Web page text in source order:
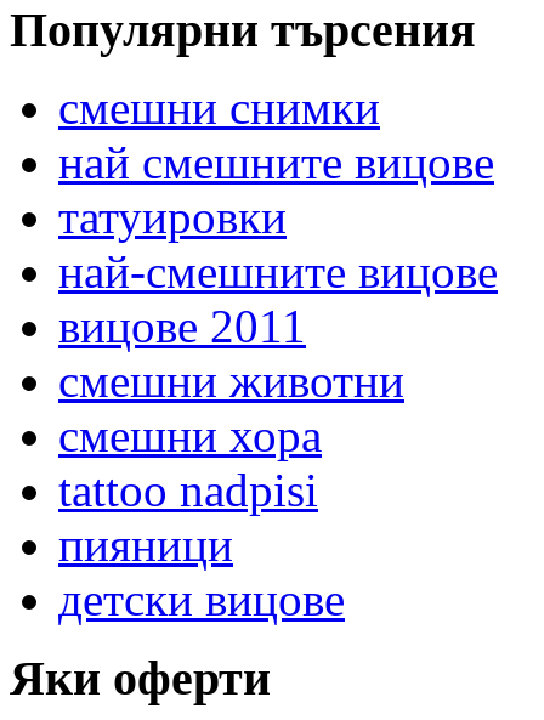
Популярни търсения
смешни снимки
най смешните вицове
татуировки
най-смешните вицове
вицове 2011
смешни животни
смешни хора
tattoo nadpisi
пияници
детски вицове
Яки оферти